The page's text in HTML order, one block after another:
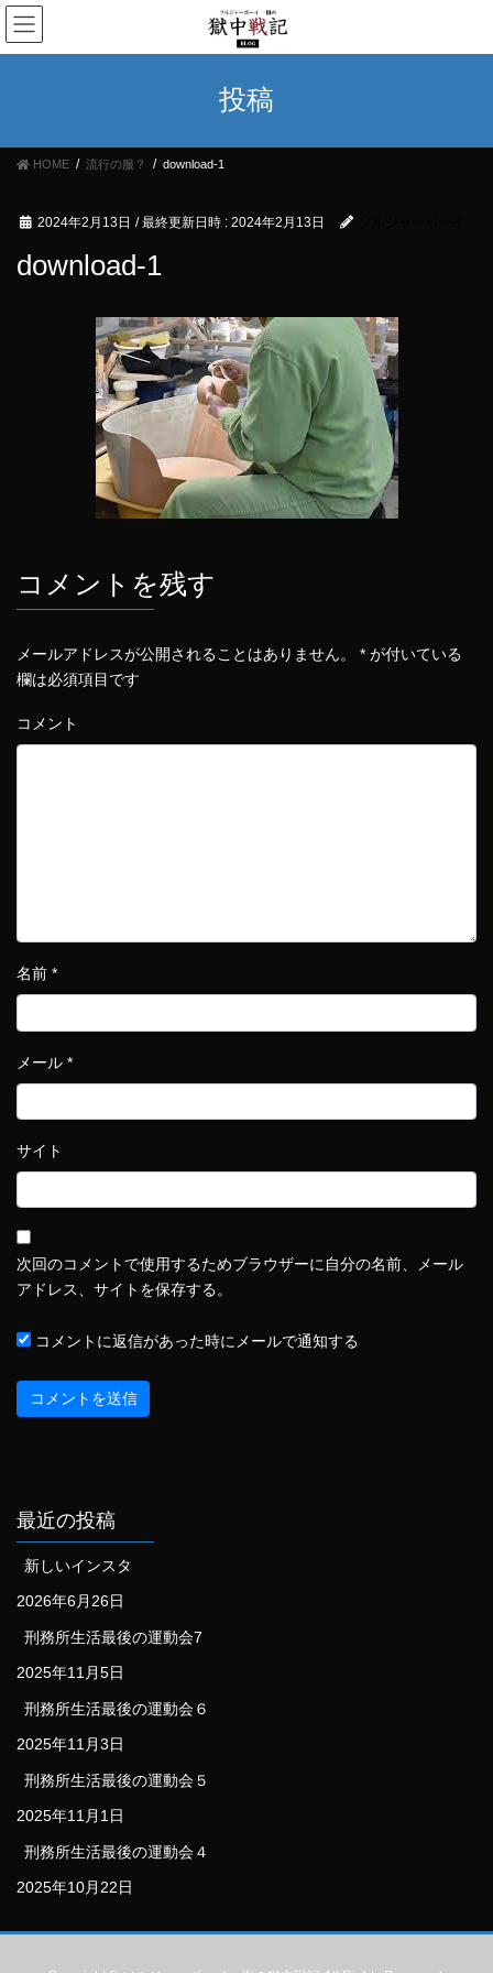
コ
ン
テ
ス
ナ
ビ
ゲ
ン
投稿
HOME 流行の服？ download-1
2024年2月13日 / 最終更新日時 : 2024年2月13日
download-1
コメントを残す
メールアドレスが公開されることはありません。 * が付いている
欄は必須項目です
コメント
名前 *
メール *
サイト
次回のコメントで使用するためブラウザーに自分の名前、メール
アドレス、サイトを保存する。
コメントに返信があった時にメールで通知する
最近の投稿
新しいインスタ
2026年6月26日
刑務所生活最後の運動会7
2025年11月5日
刑務所生活最後の運動会６
2025年11月3日
刑務所生活最後の運動会５
2025年11月1日
刑務所生活最後の運動会４
2025年10月22日